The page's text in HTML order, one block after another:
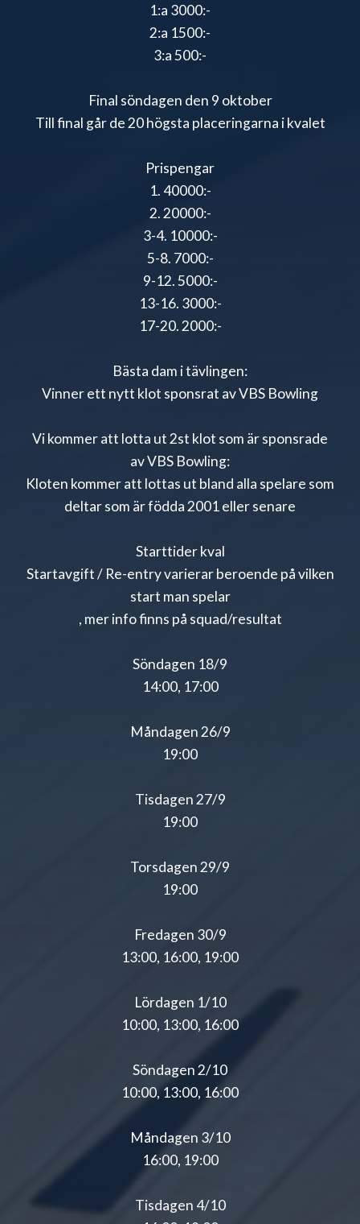
1:a 3000:-
2:a 1500:-
3:a 500:-
Final söndagen den 9 oktober
Till final går de 20 högsta placeringarna i kvalet
Prispengar
1. 40000:-
2. 20000:-
3-4. 10000:-
5-8. 7000:-
9-12. 5000:-
13-16. 3000:-
17-20. 2000:-
Bästa dam i tävlingen:
Vinner ett nytt klot sponsrat av VBS Bowling
Vi kommer att lotta ut 2st klot som är sponsrade
av VBS Bowling:
Kloten kommer att lottas ut bland alla spelare som
deltar som är födda 2001 eller senare
Starttider kval
Startavgift / Re-entry varierar beroende på vilken
start man spelar
, mer info finns på squad/resultat
Söndagen 18/9
14:00, 17:00
Måndagen 26/9
19:00
Tisdagen 27/9
19:00
Torsdagen 29/9
19:00
Fredagen 30/9
13:00, 16:00, 19:00
Lördagen 1/10
10:00, 13:00, 16:00
Söndagen 2/10
10:00, 13:00, 16:00
Måndagen 3/10
16:00, 19:00
Tisdagen 4/10